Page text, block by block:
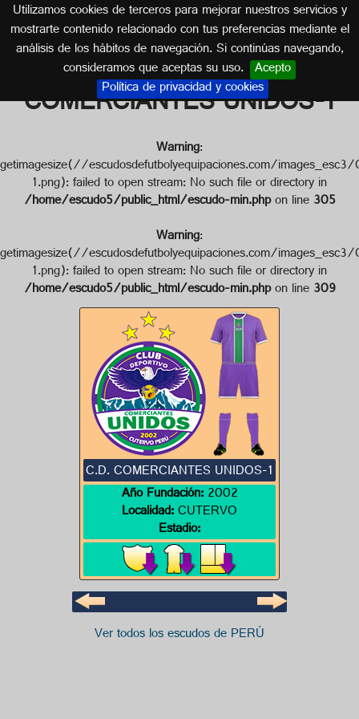
Utilizamos cookies de terceros para mejorar nuestros servicios y
mostrarte contenido relacionado con tus preferencias mediante el
análisis de los hábitos de navegación. Si continúas navegando,
consideramos que aceptas su uso. Acepto
Política de privacidad y cookies
Escudo de C.D.
COMERCIANTES UNIDOS-1
PERÚ
Warning:
getimagesize(//escudosdefutbolyequipaciones.com/
1.png): failed to open stream: No such file or directory in
/home/escudo5/public_html/escudo-min.phpon line305
Warning:
getimagesize(//escudosdefutbolyequipaciones.com/
1.png): failed to open stream: No such file or directory in
/home/escudo5/public_html/escudo-min.phpon line309
C.D. COMERCIANTES UNIDOS-1
Año Fundación:2002
Localidad:CUTERVO
Estadio:
Ver todos los escudos de PERÚ